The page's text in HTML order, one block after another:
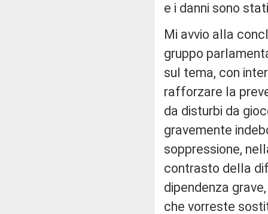
e i danni sono
Mi avvio alla
gruppo
sul tema, con
rafforzare la
da disturbi da
gravemente
soppressione,
contrasto della
dipendenza
che vorreste